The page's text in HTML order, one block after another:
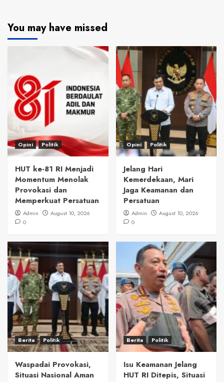
You may have missed
Opini Politik
HUT ke-81 RI Menjadi
Momentum Menolak
Provokasi dan
Memperkuat Persatuan
Admin
August 10, 2026
0
Opini Politik
Jelang Hari
Kemerdekaan, Mari
Jaga Keamanan dan
Persatuan
Admin
August 10, 2026
0
Berita Politik
Waspadai Provokasi,
Situasi Nasional Aman
Berita Politik
Isu Keamanan Jelang
HUT RI Ditepis, Situasi